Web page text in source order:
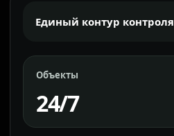
Единый контур контроля
Объекты
24/7